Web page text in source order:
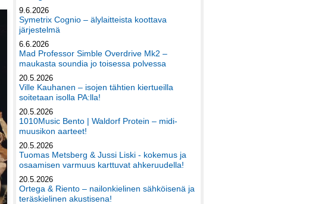
9.6.2026
Symetrix Cognio – älylaitteista koottava
järjestelmä
6.6.2026
Mad Professor Simble Overdrive Mk2 –
maukasta soundia jo toisessa polvessa
20.5.2026
Ville Kauhanen – isojen tähtien kiertueilla
soitetaan isolla PA:lla!
20.5.2026
1010Music Bento | Waldorf Protein – midi-
muusikon aarteet!
20.5.2026
Tuomas Metsberg & Jussi Liski - kokemus ja
osaamisen varmuus karttuvat ahkeruudella!
20.5.2026
Ortega & Riento – nailonkielinen sähköisenä ja
teräskielinen akustisena!